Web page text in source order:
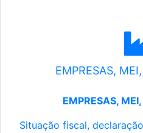
EMPRESAS,
EMPRESAS,
Situação fiscal,